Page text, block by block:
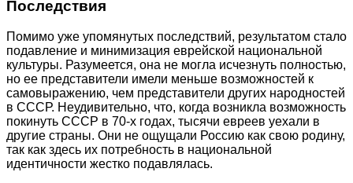
Последствия
Помимо уже упомянутых последствий, результатом стало
подавление и минимизация еврейской национальной
культуры. Разумеется, она не могла исчезнуть полностью,
но ее представители имели меньше возможностей к
самовыражению, чем представители других народностей
в СССР. Неудивительно, что, когда возникла возможность
покинуть СССР в 70-х годах, тысячи евреев уехали в
другие страны. Они не ощущали Россию как свою родину,
так как здесь их потребность в национальной
идентичности жестко подавлялась.